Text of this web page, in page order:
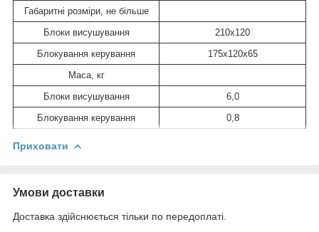
Габаритні розміри, не більше
Блоки висушування
210х120
Блокування керування
175х120х65
Маса, кг
Блоки висушування
6,0
Блокування керування
0,8
Приховати
Умови доставки
Доставка здійснюється тільки по передоплаті.